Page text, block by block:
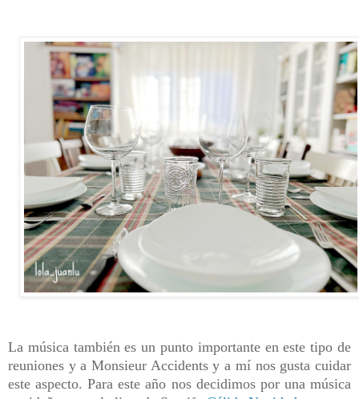
La música también es un punto importante en este tipo de
reuniones y a Monsieur Accidents y a mí nos gusta cuidar
este aspecto. Para este año nos decidimos por una música